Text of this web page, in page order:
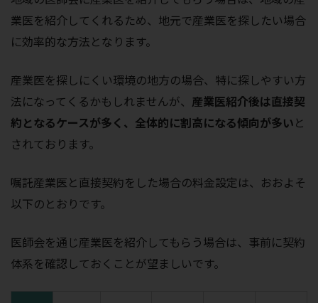
業医を紹介してくれるため、地元で産業医を探したい場合
に効率的な方法となります。
産業医を探しにくい環境の地方の場合、特に探しやすい方
法になってくるかもしれませんが、 産業医紹介後は直接契
約となるケースが多く、全体的に割高になる傾向が多いと
されております。
嘱託産業医と直接契約をした場合の料金設定は、おおよそ
以下のとおりです。
医師会を通じ産業医を紹介してもらう場合は、事前に契約
体系を確認しておくことが望ましいです。